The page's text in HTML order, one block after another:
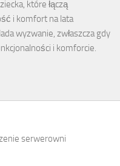
które łączą
i komfort na lata
wyzwanie, zwłaszcza gdy
i komforcie.
serwerowni